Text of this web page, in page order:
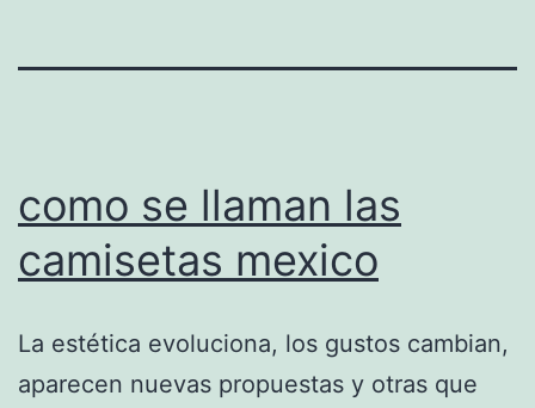
como se llaman las
camisetas mexico
La estética evoluciona, los gustos cambian,
aparecen nuevas propuestas y otras que